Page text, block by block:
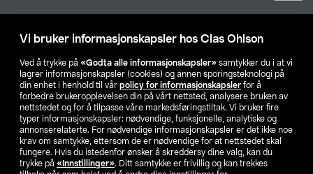
Vi bruker informasjonskapsler hos Clas Ohlson
Ved å trykke på «Godta alle informasjonskapsler» samtykker du i at vi
lagrer informasjonskapsler (cookies) og annen sporingsteknologi på
din enhet i henhold til vår policy for informasjonskapsler for å
forbedre brukeropplevelsen din på vårt nettsted, analysere bruken av
nettstedet og for å tilpasse våre markedsføringstiltak. Vi bruker fire
typer informasjonskapsler: nødvendige, funksjonelle, analytiske og
annonserelaterte. For nødvendige informasjonskapsler er det ikke noe
krav om samtykke, ettersom de er nødvendige for at nettstedet skal
fungere. Hvis du istedenfor ønsker å skreddersy dine valg, kan du
trykke på «Innstillinger». Ditt samtykke er frivillig og kan trekkes
Våre selskaper
Finn din butikk
SE NO FI